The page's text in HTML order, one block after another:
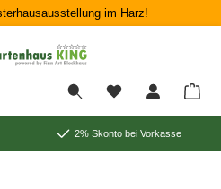
im Harz!
2% Skonto bei Vorkasse